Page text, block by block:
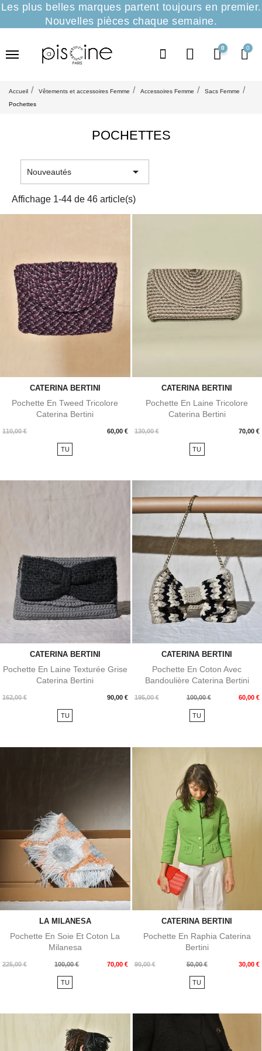
Les plus belles marques partent toujours en premier.
Nouvelles pièces chaque semaine.
0
Accueil Vêtements et accessoires Femme Accessoires Femme
Sacs Femme
Pochettes
POCHETTES
Nouveautés 
Affichage 1-44 de 46 article(s)
CATERINA BERTINI
Pochette En Tweed Tricolore
Caterina Bertini
110,00 € 60,00 €
Prix
TU
CATERINA BERTINI
Pochette En Laine Tricolore
Caterina Bertini
130,00 € 70,00 €
Prix
TU
CATERINA BERTINI
Pochette En Laine Texturée Grise
Caterina Bertini
162,00 € 90,00 €
Prix
TU
CATERINA BERTINI
Pochette En Coton Avec
Bandoulière Caterina Bertini
195,00 €
Prix
100,00 € 60,00 €
Prix
TU
LA MILANESA
Pochette En Soie Et Coton La
Milanesa
225,00 €
Prix
100,00 € 70,00 €
Prix
TU
CATERINA BERTINI
Pochette En Raphia Caterina
Bertini
90,00 €
Prix
50,00 € 30,00 €
Prix
TU